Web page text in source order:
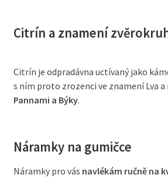
Citrín a znamení
Citrín je odpradávna uctívaný jako
s ním proto zrozenci ve znamení Lva a
Pannami a Býky.
Náramky na gumičce
Náramky pro vás navlékám ručně na